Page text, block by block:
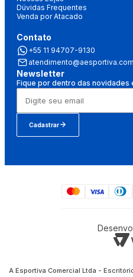
Dúvidas Frequentes
Venda por Atacado
Contato
+55 11 94707-9130
Newsletter
Fique por dentro das novidades
Cadastrar
A Esportiva Comercial Ltda -